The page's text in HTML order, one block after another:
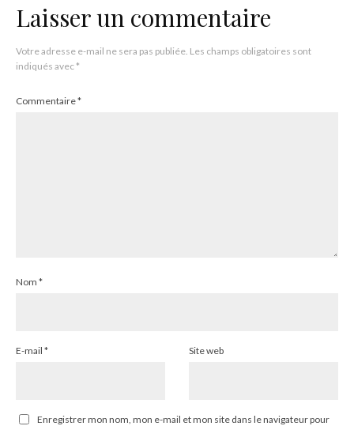
Laisser un commentaire
Votre adresse e-mail ne sera pas publiée. Les champs obligatoires sont
indiqués avec*
Commentaire*
Nom *
E-mail * Site web
Enregistrer mon nom, mon e-mail et mon site dans le navigateur pour